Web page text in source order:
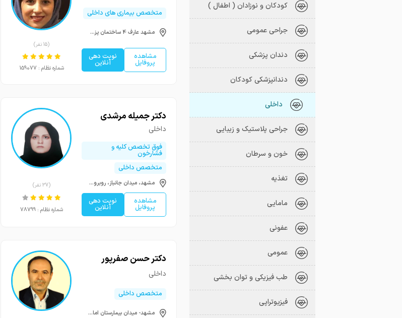
کودکان و نوزادان ( اطفال )
جراحی عمومی
دندان پزشکی
دندانپزشکی کودکان
داخلی
جراحی پلاستیک و زیبایی
خون و سرطان
تغذیه
مامایی
عفونی
عمومی
طب فیزیکی و توان بخشی
فیزیوتراپی
متخصص بیماری های داخلی
مشهد عارف 4 ساختمان پزشکان جهان
مشاهده
پروفایل
نوبت دهی
آنلاین
(15 نفر)
شماره نظام : 159077
دکتر جمیله مرشدی
داخلی
فوق تخصص کلیه و
فشارخون
متخصص داخلی
مشهد، میدان جانباز، روبروی درمانگاه شهید شوریده
مشاهده
پروفایل
نوبت دهی
آنلاین
(37 نفر)
شماره نظام : 78799
دکتر حسن صفرپور
داخلی
متخصص داخلی
مشهد- میدان بیمارستان امام رضا - ساختمان آفتاب - طبقه اول - واحد 2